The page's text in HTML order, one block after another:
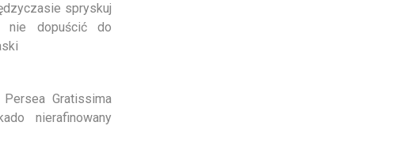
spryskuj
nie dopuścić do
Gratissima
nierafinowany